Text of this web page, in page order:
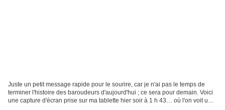
Juste un petit message rapide pour le sourire, car je n'ai pas le temps de
terminer l'histoire des baroudeurs d'aujourd'hui ; ce sera pour demain. Voici
une capture d'écran prise sur ma tablette hier soir à 1 h 43… où l'on voit un